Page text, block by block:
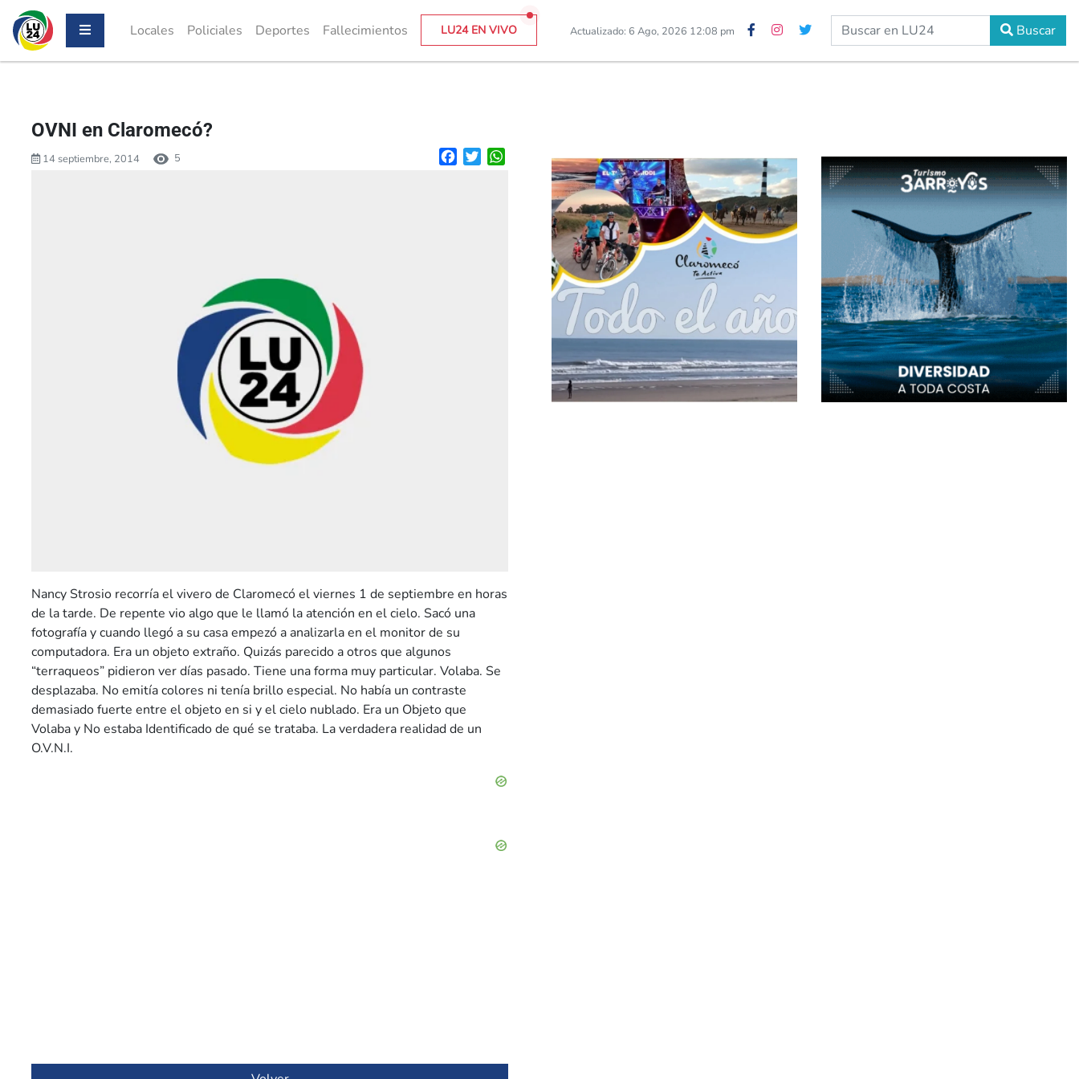
Locales Policiales Deportes Fallecimientos LU24 EN VIVO Actualizado: 6 Ago, 2026 12:08 pm Buscar
OVNI en Claromecó?
14 septiembre, 2014 5 FacebookTwitterWhatsApp
Nancy Strosio recorría el vivero de Claromecó el viernes 1 de septiembre en horas
de la tarde. De repente vio algo que le llamó la atención en el cielo. Sacó una
fotografía y cuando llegó a su casa empezó a analizarla en el monitor de su
computadora. Era un objeto extraño. Quizás parecido a otros que algunos
“terraqueos” pidieron ver días pasado. Tiene una forma muy particular. Volaba. Se
desplazaba. No emitía colores ni tenía brillo especial. No había un contraste
demasiado fuerte entre el objeto en si y el cielo nublado. Era un Objeto que
Volaba y No estaba Identificado de qué se trataba. La verdadera realidad de un
O.V.N.I.